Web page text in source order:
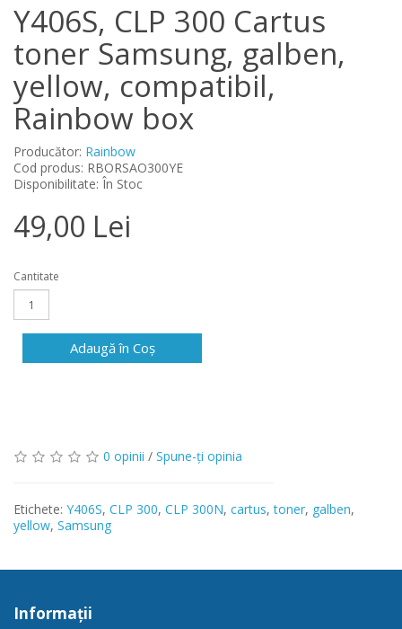
Y406S, CLP 300 Cartus
toner Samsung, galben,
yellow, compatibil,
Rainbow box
Producător: Rainbow
Cod produs: RBORSAO300YE
Disponibilitate: În Stoc
49,00 Lei
Cantitate
Adaugă în Coş
0 opinii / Spune-ţi opinia
Etichete: Y406S, CLP 300, CLP 300N, cartus,toner, galben,
yellow, Samsung
Informaţii